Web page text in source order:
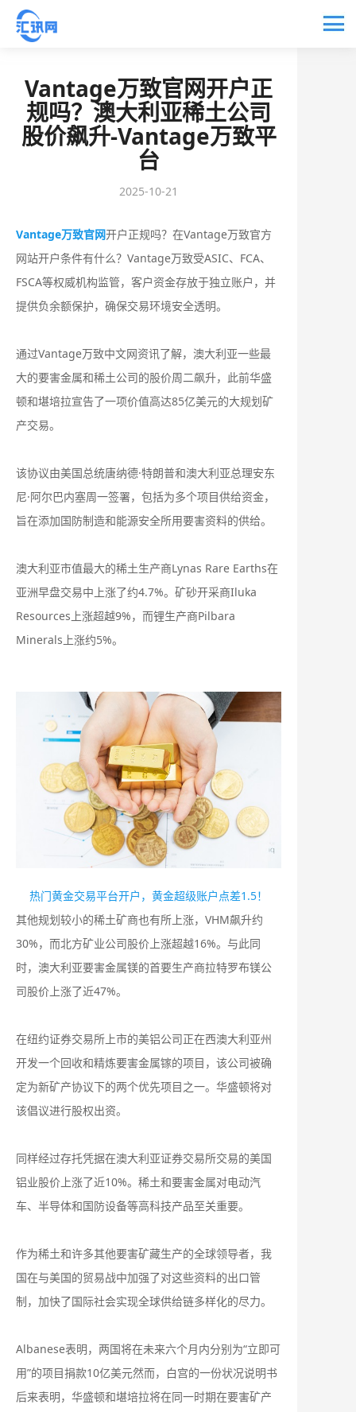
Vantage万致官网开户正
规吗？澳大利亚稀土公司
股价飙升-Vantage万致平
台
2025-10-21
Vantage万致官网开户正规吗？在Vantage万致官方
网站开户条件有什么？‌Vantage万致受ASIC、FCA、
FSCA等权威机构监管，客户资金存放于独立账户，并
提供负余额保护，确保交易环境安全透明‌。
通过Vantage万致中文网资讯了解，澳大利亚一些最
大的要害金属和稀土公司的股价周二飙升，此前华盛
顿和堪培拉宣告了一项价值高达85亿美元的大规划矿
产交易。
该协议由美国总统唐纳德·特朗普和澳大利亚总理安东
尼·阿尔巴内塞周一签署，包括为多个项目供给资金，
旨在添加国防制造和能源安全所用要害资料的供给。
澳大利亚市值最大的稀土生产商Lynas Rare Earths在
亚洲早盘交易中上涨了约4.7%。矿砂开采商Iluka
Resources上涨超越9%，而锂生产商Pilbara
Minerals上涨约5%。
热门黄金交易平台开户，黄金超级账户点差1.5！
其他规划较小的稀土矿商也有所上涨，VHM飙升约
30%，而北方矿业公司股价上涨超越16%。与此同
时，澳大利亚要害金属镁的首要生产商拉特罗布镁公
司股价上涨了近47%。
在纽约证券交易所上市的美铝公司正在西澳大利亚州
开发一个回收和精炼要害金属镓的项目，该公司被确
定为新矿产协议下的两个优先项目之一。华盛顿将对
该倡议进行股权出资。
同样经过存托凭据在澳大利亚证券交易所交易的美国
铝业股价上涨了近10%。稀土和要害金属对电动汽
车、半导体和国防设备等高科技产品至关重要。
作为稀土和许多其他要害矿藏生产的全球领导者，我
国在与美国的贸易战中加强了对这些资料的出口管
制，加快了国际社会实现全球供给链多样化的尽力。
Albanese表明，两国将在未来六个月内分别为“立即可
用”的项目捐款10亿美元然而，白宫的一份状况说明书
后来表明，华盛顿和堪培拉将在同一时期在要害矿产